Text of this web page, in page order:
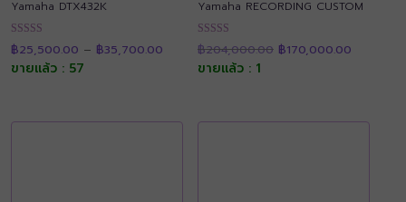
Yamaha DTX432K
ให้คะแนน
4.92
ตั้งแต่ 1-5
฿25,500.00 – ฿35,700.00 range:
฿25,500.00
through
ขายแล้ว : 57
Yamaha RECORDING CUSTOM
ให้คะแนน
4.88
ตั้งแต่ 1-5
฿204,000.00 Original
price
฿170,000.00price
ขายแล้ว : 1